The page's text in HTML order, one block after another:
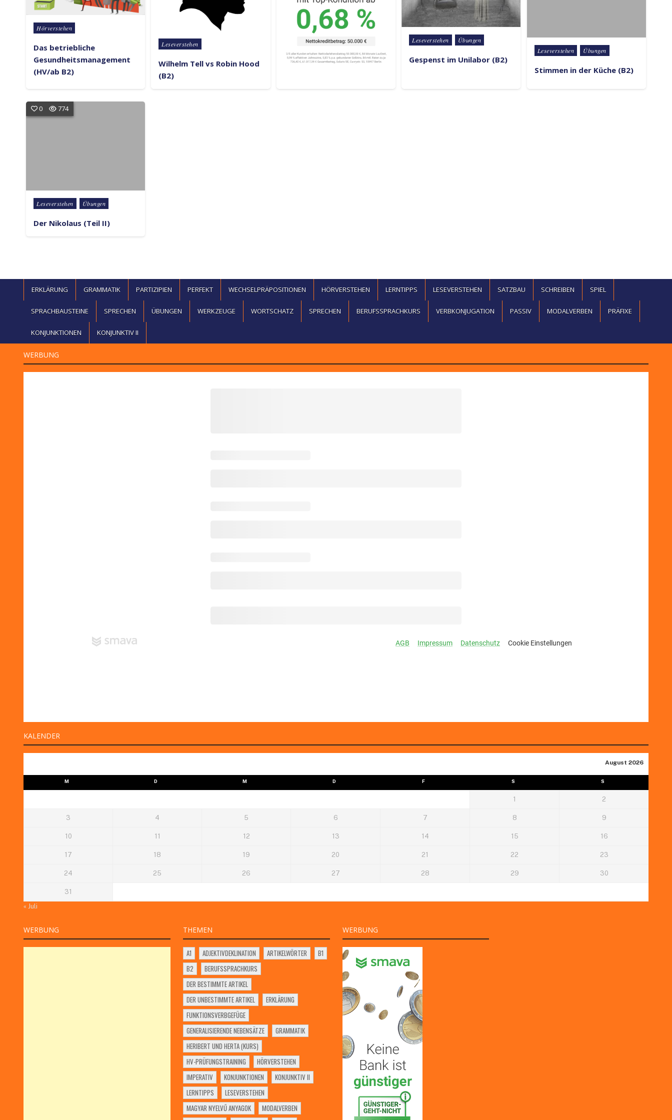
Posted in
Hörverstehen
Das betriebliche
Gesundheitsmanagement
(HV/ab B2)
Posted in
Leseverstehen
Wilhelm Tell vs Robin Hood
(B2)
Posted in
Leseverstehen Übungen
Gespenst im Unilabor (B2)
Posted in
Leseverstehen Übungen
Stimmen in der Küche (B2)
0 774
Posted in
Leseverstehen Übungen
Der Nikolaus (Teil II)
ERKLÄRUNG GRAMMATIK PARTIZIPIEN PERFEKT WECHSELPRÄPOSITIONEN HÖRVERSTEHEN LERNTIPPS LESEVERSTEHEN SATZBAU SCHREIBEN SPIEL
SPRACHBAUSTEINE SPRECHEN ÜBUNGEN WERKZEUGE WORTSCHATZ SPRECHEN BERUFSSPRACHKURS VERBKONJUGATION PASSIV MODALVERBEN PRÄFIXE
KONJUNKTIONEN KONJUNKTIV II
WERBUNG
KALENDER
August 2026
M D M D F S S
1 2
3 4 5 6 7 8 9
10 11 12 13 14 15 16
17 18 19 20 21 22 23
24 25 26 27 28 29 30
31
« Juli
WERBUNG THEMEN
A1 ADJEKTIVDEKLINATION ARTIKELWÖRTER
B1
B2
BERUFSSPRACHKURS
DER BESTIMMTE ARTIKEL
DER UNBESTIMMTE ARTIKEL
ERKLÄRUNG
FUNKTIONSVERBGEFÜGE
GENERALISIERENDE NEBENSÄTZE
GRAMMATIK
HERIBERT UND HERTA (KURS)
HV-PRÜFUNGSTRAINING
HÖRVERSTEHEN
IMPERATIV
KONJUNKTIONEN
KONJUNKTIV II
LERNTIPPS
LESEVERSTEHEN
MAGYAR NYELVŰ ANYAGOK
MODALVERBEN
WERBUNG